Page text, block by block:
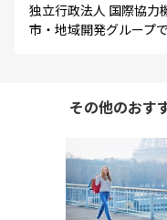
独立行政法人 国際協力
市・地域開発グループ
その他のおす